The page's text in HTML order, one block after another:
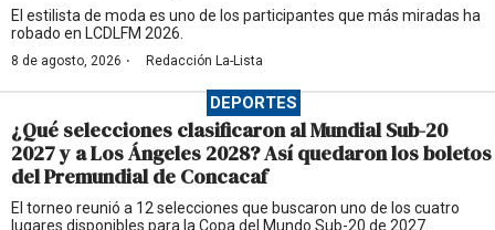
El estilista de moda es uno de los participantes que más miradas ha
robado en LCDLFM 2026.
8 de agosto, 2026 · Redacción La-Lista
DEPORTES
¿Qué selecciones clasificaron al Mundial Sub-20
2027 y a Los Ángeles 2028? Así quedaron los boletos
del Premundial de Concacaf
El torneo reunió a 12 selecciones que buscaron uno de los cuatro
lugares disponibles para la Copa del Mundo Sub-20 de 2027.